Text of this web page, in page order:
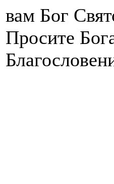
вам Бог
Просите